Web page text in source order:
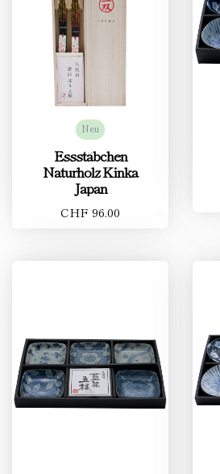
Neu
Essstäbchen
Naturholz Kinka
Japan
CHF 96.00